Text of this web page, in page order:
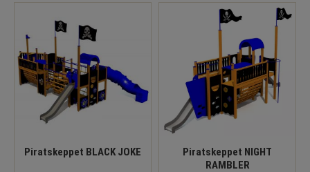
Piratskeppet BLACK JOKE
Piratskeppet NIGHT
RAMBLER